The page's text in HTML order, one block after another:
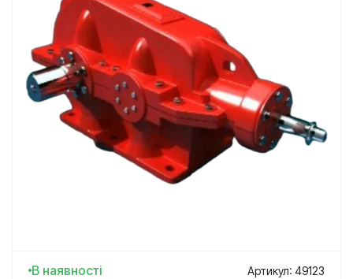
В наявності Артикул: 49123